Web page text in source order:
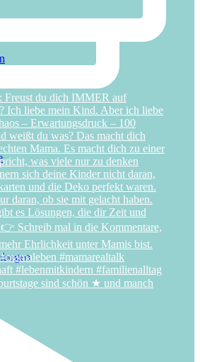
sind schön ★ und manch